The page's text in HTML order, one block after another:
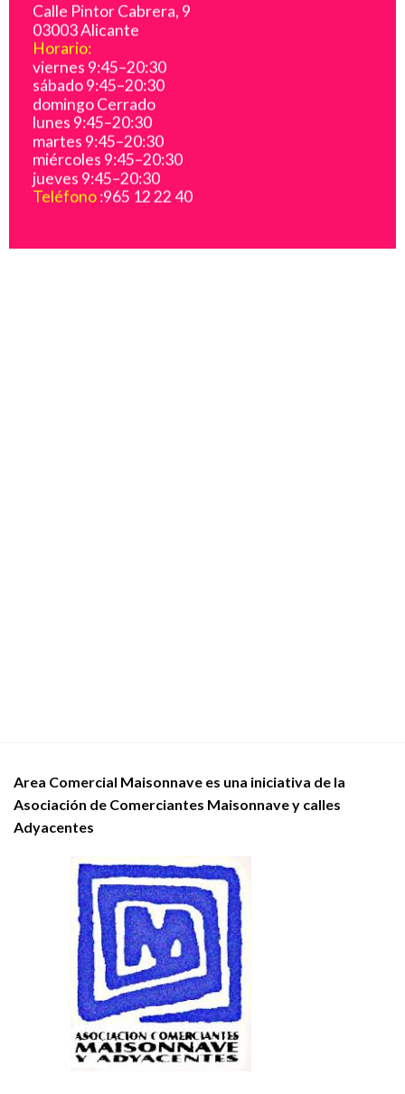
Calle Pintor Cabrera, 9
03003 Alicante
Horario:
viernes 9:45–20:30
sábado 9:45–20:30
domingo Cerrado
lunes 9:45–20:30
martes 9:45–20:30
miércoles 9:45–20:30
jueves 9:45–20:30
Teléfono:965 12 22 40
Area Comercial Maisonnave es una iniciativa de la
Asociación de Comerciantes Maisonnave y calles
Adyacentes